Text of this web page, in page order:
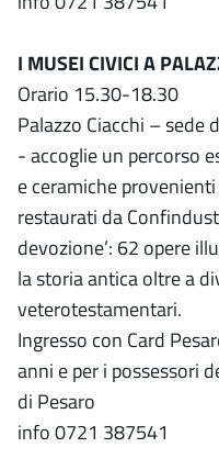
I MUSEI CIVICI A
Orario 15.30-18.30
Palazzo Ciacchi – sede
- accoglie un percorso
e ceramiche
restaurati da
devozione’: 62 opere
la storia antica oltre a
veterotestamentari.
Ingresso con Card
anni e per i possessori
di Pesaro
info 0721 387541